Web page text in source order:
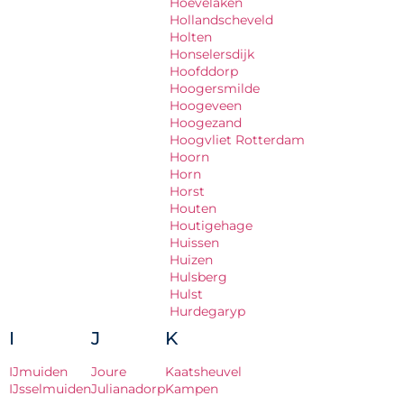
Hollandscheveld
Holten
Honselersdijk
Hoofddorp
Hoogersmilde
Hoogeveen
Hoogezand
Hoogvliet Rotterdam
Hoorn
Horn
Horst
Houten
Houtigehage
Huissen
Huizen
Hulsberg
Hulst
Hurdegaryp
I
IJmuiden
IJsselmuiden
J
Joure
Julianadorp
K
Kaatsheuvel
Kampen